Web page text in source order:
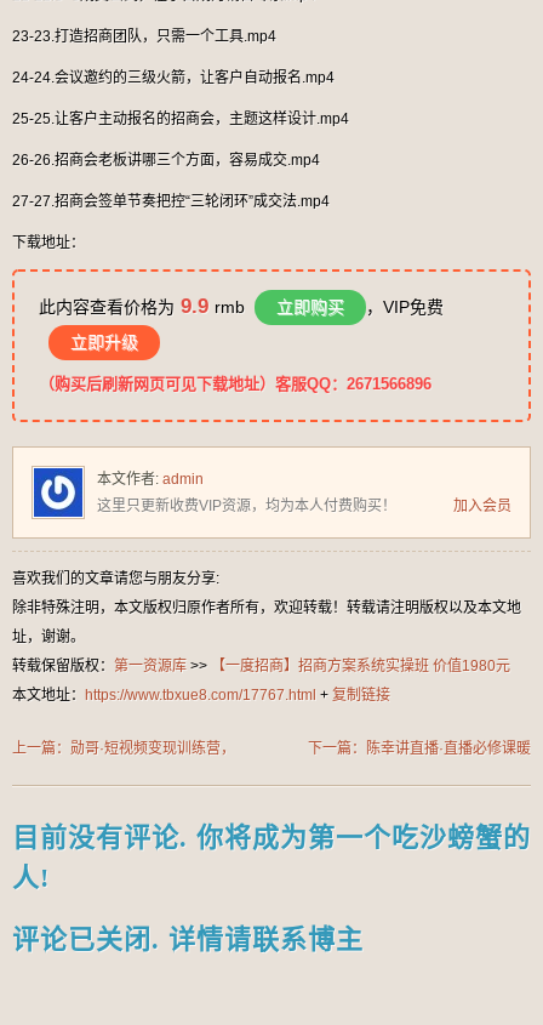
23-23.打造招商团队，只需一个工具.mp4
24-24.会议邀约的三级火箭，让客户自动报名.mp4
25-25.让客户主动报名的招商会，主题这样设计.mp4
26-26.招商会老板讲哪三个方面，容易成交.mp4
27-27.招商会签单节奏把控“三轮闭环”成交法.mp4
下载地址：
此内容查看价格为 9.9 rmb 立即购买
，VIP免费
立即升级
（购买后刷新网页可见下载地址）客服QQ：2671566896
本文作者: admin
这里只更新收费VIP资源，均为本人付费购买！
加入会员
喜欢我们的文章请您与朋友分享:
除非特殊注明，本文版权归原作者所有，欢迎转载！转载请注明版权以及本文地
址，谢谢。
转载保留版权： 第一资源库 >>
【一度招商】招商方案系统实操班 价值1980元
本文地址：
https://www.tbxue8.com/17767.html + 复制链接
上一篇：勋哥·短视频变现训练营，
下一篇：陈幸讲直播·直播必修课暖
目前没有评论. 你将成为第一个吃沙螃蟹的
人!
评论已关闭. 详情请联系博主